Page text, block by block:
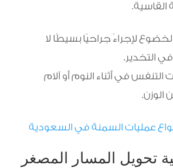
القاسية.
لإجراءً جراحيًا بسيطًا لا
التخدير.
في أثناء النوم أو آلام
الوزن.
عمليات السمنة في السعودية
تحويل المسار المصغر